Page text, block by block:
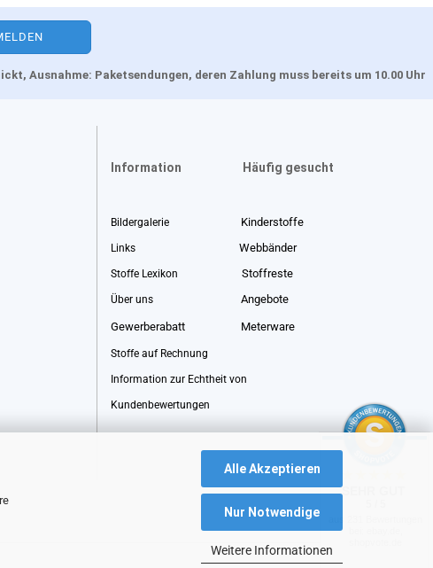
Alle Akzeptieren
Nur Notwendige
Weitere Informationen
Ausnahme: Paketsendungen, deren Zahlung muss bereits um 10.00 Uhr
Information Häufig gesucht
Bildergalerie Kinderstoffe
Links Webbänder
Stoffe Lexikon Stoffreste
Über uns Angebote
Gewerberabatt Meterware
Stoffe auf Rechnung
Information zur Echtheit von
Kundenbewertungen
SEHR GUT